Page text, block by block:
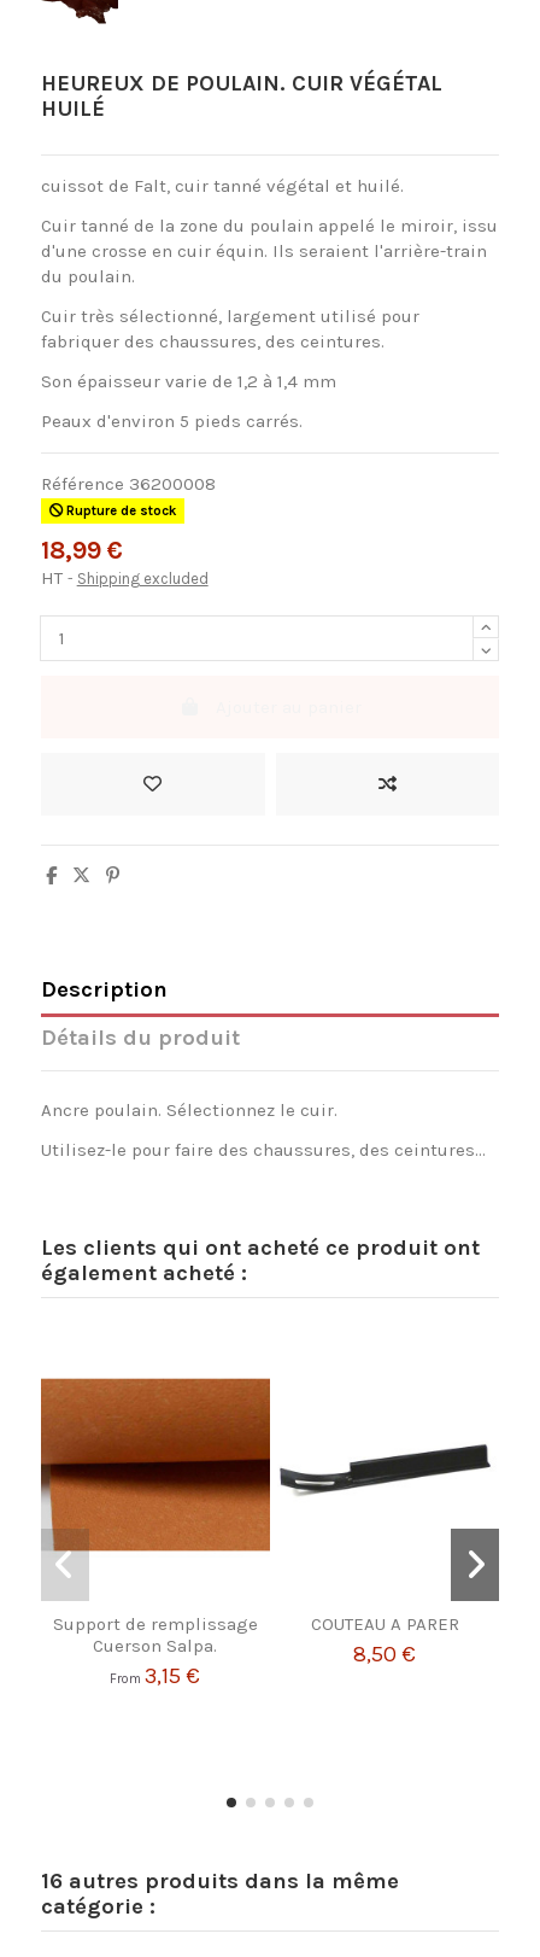
HEUREUX DE POULAIN. CUIR VÉGÉTAL
HUILÉ
cuissot de Falt, cuir tanné végétal et huilé.
Cuir tanné de la zone du poulain appelé le miroir, issu
d'une crosse en cuir équin. Ils seraient l'arrière-train
du poulain.
Cuir très sélectionné, largement utilisé pour
fabriquer des chaussures, des ceintures.
Son épaisseur varie de 1,2 à 1,4 mm
Peaux d'environ 5 pieds carrés.
Référence 36200008
Rupture de stock
18,99 €
HT Shipping excluded
Description
Détails du produit
Ancre poulain. Sélectionnez le cuir.
Utilisez-le pour faire des chaussures, des ceintures...
Les clients qui ont acheté ce produit ont
également acheté :
Support de remplissage
Cuerson Salpa.
From3,15 €
COUTEAU A PARER
8,50 €
16 autres produits dans la même
catégorie :